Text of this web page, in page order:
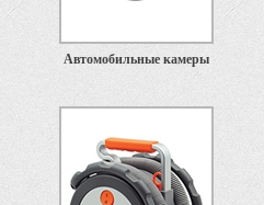
Автомобильные камеры